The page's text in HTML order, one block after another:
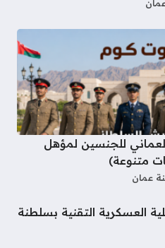
للجنسين لمؤهل
متنوعة)
عمان